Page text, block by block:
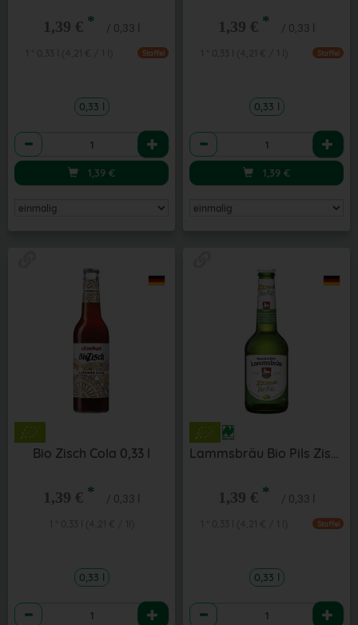
1,39 € * / 0,33 l
Staffel
0,33 l
Anzahl
1,39 €
1,39 € * / 0,33 l
Staffel
0,33 l
Anzahl
1,39 €
Bio Zisch Cola 0,33 l
1,39 € * / 0,33 l
0,33 l
Anzahl
Lammsbräu Bio Pils Zisch 0,33 l
1,39 € * / 0,33 l
Staffel
0,33 l
Anzahl